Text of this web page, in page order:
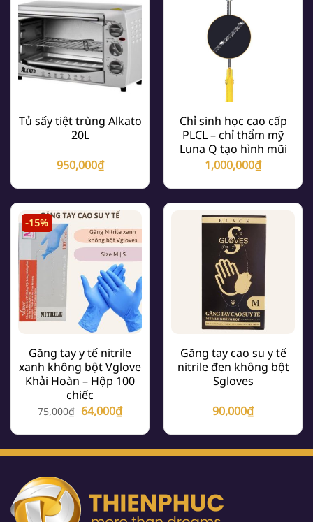
Tủ sấy tiệt trùng Alkato
20L
950,000₫
Chỉ sinh học cao cấp
PLCL – chỉ thẩm mỹ
Luna Q tạo hình mũi
1,000,000₫
-15%
Găng tay y tế nitrile
xanh không bột Vglove
Khải Hoàn – Hộp 100
chiếc
75,000₫ Giá
là:
64,000₫Giá
tại
Găng tay cao su y tế
nitrile đen không bột
Sgloves
90,000₫